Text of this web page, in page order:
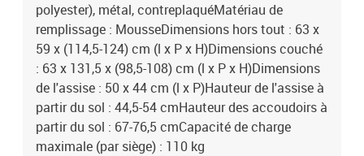
polyester), métal, contreplaquéMatériau de
remplissage : MousseDimensions hors tout : 63 x
59 x (114,5-124) cm (l x P x H)Dimensions couché
: 63 x 131,5 x (98,5-108) cm (l x P x H)Dimensions
de l'assise : 50 x 44 cm (l x P)Hauteur de l'assise à
partir du sol : 44,5-54 cmHauteur des accoudoirs à
partir du sol : 67-76,5 cmCapacité de charge
maximale (par siège) : 110 kg